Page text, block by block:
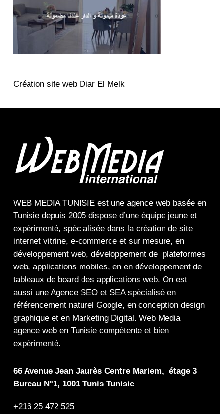
Création site web Diar El Melk
WEB MEDIA TUNISIEest une agence webbasée en
Tunisie depuis 2005 dispose d’une équipe jeune et
expérimenté, spécialisée dans la création de site
internet vitrine, e-commerceet sur mesure, en
développement web, développement de plateformes
web, applications mobiles, en en développement de
tableaux de board des applications web. On est
aussi une Agence SEOet SEAspécialisé en
référencement naturel Google, en conception design
graphiqueet en Marketing Digital . Web Media
agence web en Tunisie compétente et bien
expérimenté.
66 Avenue Jean Jaurès Centre Mariem, étage 3
Bureau N°1, 1001 Tunis Tunisie
+216 25 472 525